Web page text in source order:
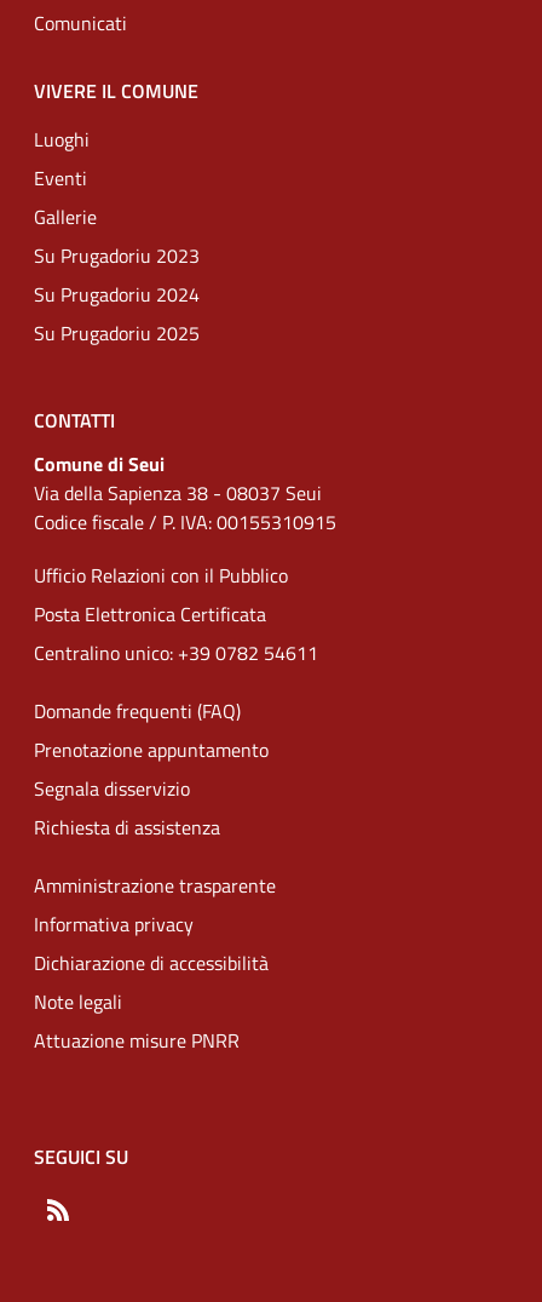
Comunicati
VIVERE IL COMUNE
Luoghi
Eventi
Gallerie
Su Prugadoriu 2023
Su Prugadoriu 2024
Su Prugadoriu 2025
CONTATTI
Comune di Seui
Via della Sapienza 38 - 08037 Seui
Codice fiscale / P. IVA: 00155310915
Ufficio Relazioni con il Pubblico
Posta Elettronica Certificata
Centralino unico: +39 0782 54611
Domande frequenti (FAQ)
Prenotazione appuntamento
Segnala disservizio
Richiesta di assistenza
Amministrazione trasparente
Informativa privacy
Dichiarazione di accessibilità
Note legali
Attuazione misure PNRR
SEGUICI SU